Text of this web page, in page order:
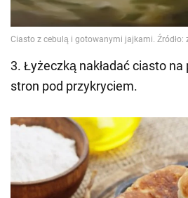
3. Łyżeczką nakładać ciasto
stron pod przykryciem.